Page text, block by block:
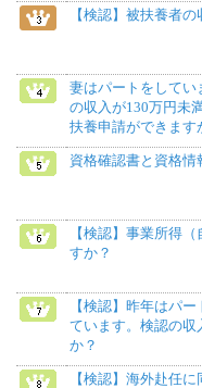
【検認】被扶養者
妻はパートをしてい
の収入が130万円未
扶養申請ができます
資格確認書と資格情
【検認】事業所得
すか？
【検認】昨年はパ
ています。検認の収
か？
【検認】海外赴任